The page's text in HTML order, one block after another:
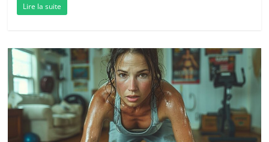
Lire la suite